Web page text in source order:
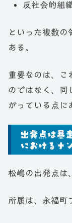
反社会的組
といった複数の
ある。
重要なのは、こ
のではなく、同
がっている点に
出発点は暴
におけるナ
松嶋の出発点は
所属は、永福町